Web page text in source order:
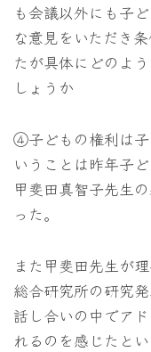
も会議以外にも子
な意見をいただき
たが具体にどのよ
しょうか
④子どもの権利は子
いうことは昨年子
甲斐田真智子先生
った。
また甲斐田先生が
総合研究所の研究
話し合いの中でア
れるのを感じたとい